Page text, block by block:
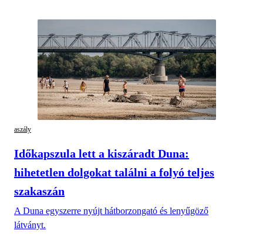
aszály
Időkapszula lett a kiszáradt Duna:
hihetetlen dolgokat találni a folyó teljes
szakaszán
A Duna egyszerre nyújt hátborzongató és lenyűgöző
látványt.